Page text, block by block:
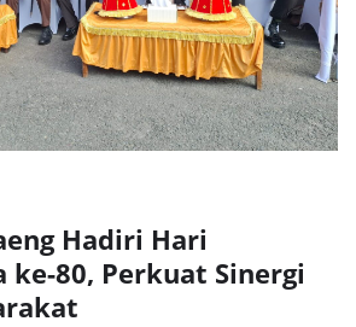
Hadiri Hari
ke-80, Perkuat Sinergi